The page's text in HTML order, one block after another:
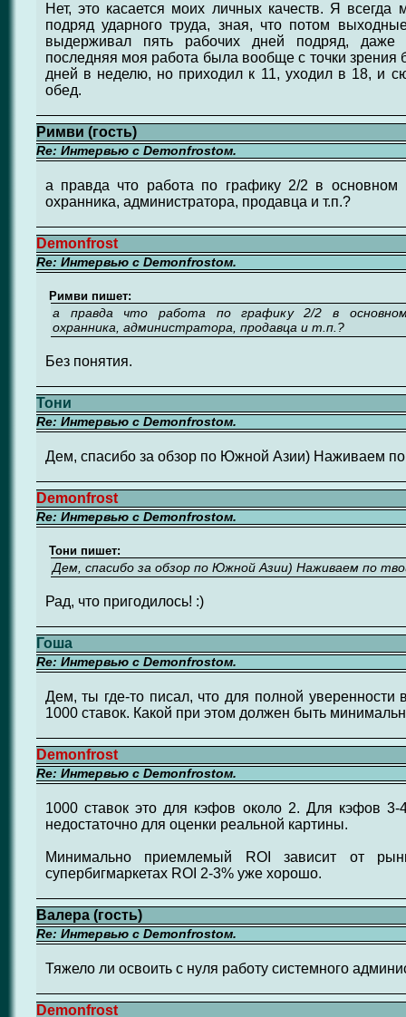
Нет, это касается моих личных качеств. Я всегда
подряд ударного труда, зная, что потом
выдерживал пять рабочих дней подряд, даже
последняя моя работа была вообще с точки
дней в неделю, но приходил к 11, уходил в 18, и
обед.
Римви (гость)
Re: Интервью с Demonfrostом.
а правда что работа по графику 2/2 в основном
охранника, администратора, продавца и т.п.?
Demonfrost
Re: Интервью с Demonfrostом.
Римви пишет:
а правда что работа по графику 2/2 в основном
охранника, администратора, продавца и т.п.?
Без понятия.
Тони
Re: Интервью с Demonfrostом.
Дем, спасибо за обзор по Южной Азии) Наживаем
Demonfrost
Re: Интервью с Demonfrostом.
Тони пишет:
Дем, спасибо за обзор по Южной Азии) Наживаем по
Рад, что пригодилось! :)
Гоша
Re: Интервью с Demonfrostом.
Дем, ты где-то писал, что для полной уверенности
1000 ставок. Какой при этом должен быть
Demonfrost
Re: Интервью с Demonfrostом.
1000 ставок это для кэфов около 2. Для кэфов 3-
недостаточно для оценки реальной картины.
Минимально приемлемый ROI зависит от
супербигмаркетах ROI 2-3% уже хорошо.
Валера (гость)
Re: Интервью с Demonfrostом.
Тяжело ли освоить с нуля работу системного
Demonfrost